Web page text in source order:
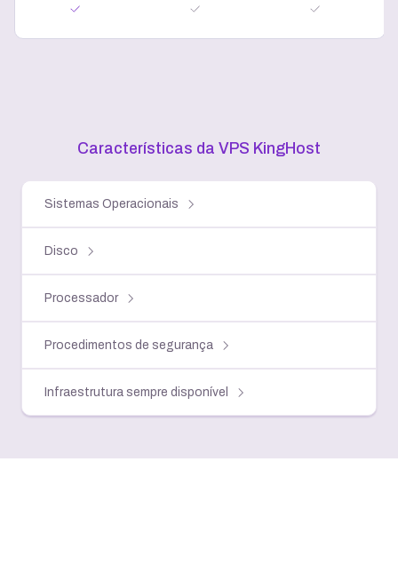
Características da VPS KingHost
Sistemas Operacionais
Disco
Processador
Procedimentos de segurança
Infraestrutura sempre disponível